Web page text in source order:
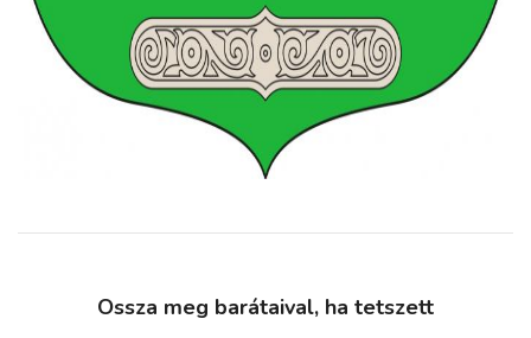
Ossza meg barátaival, ha tetszett